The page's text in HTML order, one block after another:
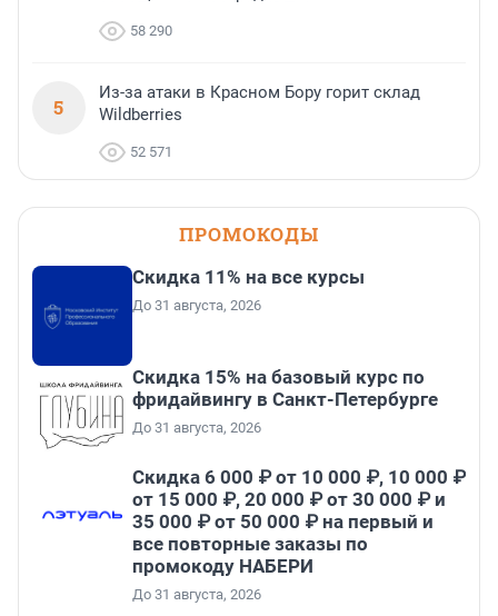
58 290
5
Из-за атаки в Красном Бору горит склад
Wildberries
52 571
ПРОМОКОДЫ
Скидка 11% на все курсы
До 31 августа, 2026
Скидка 15% на базовый курс по
фридайвингу в Санкт-Петербурге
До 31 августа, 2026
Скидка 6 000 ₽ от 10 000 ₽, 10 000 ₽
от 15 000 ₽, 20 000 ₽ от 30 000 ₽ и
35 000 ₽ от 50 000 ₽ на первый и
все повторные заказы по
промокоду НАБЕРИ
До 31 августа, 2026